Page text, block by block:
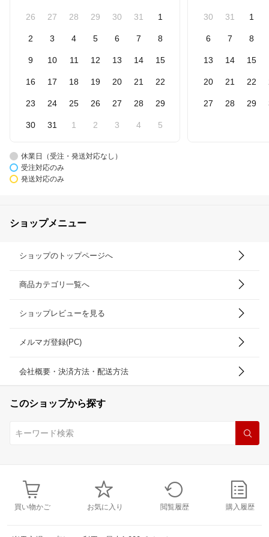
26 27 28 29 30 31 1
2 3 4 5 6 7 8
9 10 11 12 13 14 15
16 17 18 19 20 21 22
23 24 25 26 27 28 29
30 31 1 2 3 4 5
30 31 1
6 7 8
13 14 15
20 21 22
27 28 29
休業日（受注・発送対応なし）
受注対応のみ
発送対応のみ
ショップメニュー
ショップのトップページへ
商品カテゴリ一覧へ
ショップレビューを見る
メルマガ登録(PC)
会社概要・決済方法・配送方法
このショップから探す
買い物かご お気に入り 閲覧履歴 購入履歴